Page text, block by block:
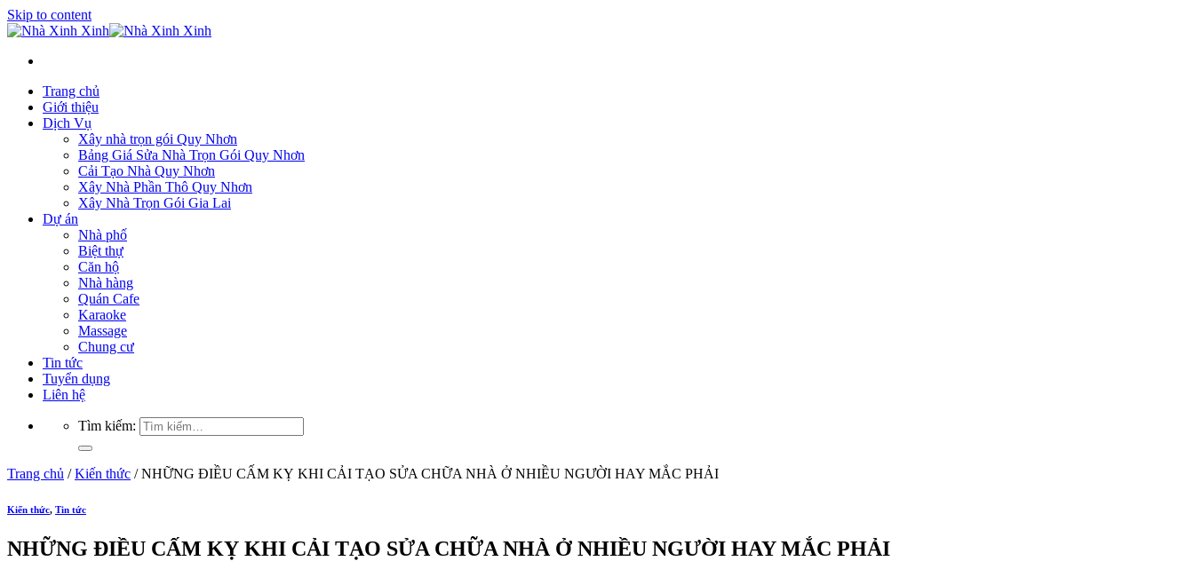
Skip to content
Trang chủ
Giới thiệu
Dịch Vụ
Xây nhà trọn gói Quy Nhơn
Bảng Giá Sửa Nhà Trọn Gói Quy Nhơn
Cải Tạo Nhà Quy Nhơn
Xây Nhà Phần Thô Quy Nhơn
Xây Nhà Trọn Gói Gia Lai
Dự án
Nhà phố
Biệt thự
Căn hộ
Nhà hàng
Quán Cafe
Karaoke
Massage
Chung cư
Tin tức
Tuyển dụng
Liên hệ
Tìm kiếm:
Trang chủ / Kiến thức /NHỮNG ĐIỀU CẤM KỴ KHI CẢI TẠO SỬA CHỮA NHÀ Ở NHIỀU NGƯỜI HAY MẮC PHẢI
Kiến thức, Tin tức
NHỮNG ĐIỀU CẤM KỴ KHI CẢI TẠO SỬA CHỮA NHÀ Ở NHIỀU NGƯỜI HAY MẮC PHẢI